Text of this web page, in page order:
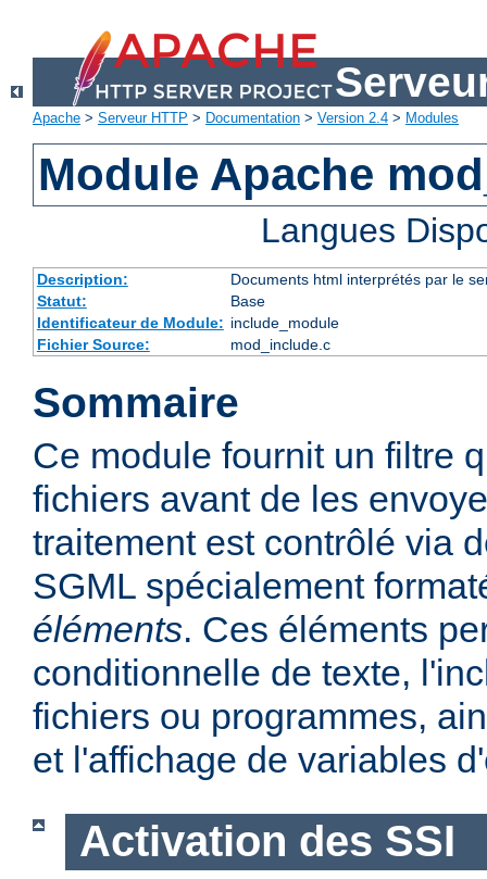
Apache > Serveur HTTP > Documentation > Version 2.4 > Modules
Module Apache
Langues
Description:
Documents html interprétés par le
Statut:
Base
Identificateur de Module: include_module
Fichier Source:
mod_include.c
Sommaire
Ce module fournit un filtre
fichiers avant de les
traitement est contrôlé via
SGML spécialement
éléments. Ces éléments
conditionnelle de texte,
fichiers ou programmes,
et l'affichage de variables
Activation des SSI